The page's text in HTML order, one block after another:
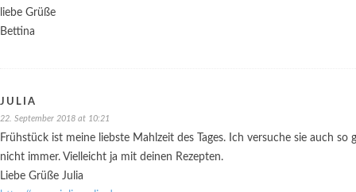
liebe Grüße
Bettina
JULIA
22. September 2018 at 10:21
Frühstück ist meine liebste Mahlzeit des Tages. Ich versuche sie auch
nicht immer. Vielleicht ja mit deinen Rezepten.
Liebe Grüße Julia